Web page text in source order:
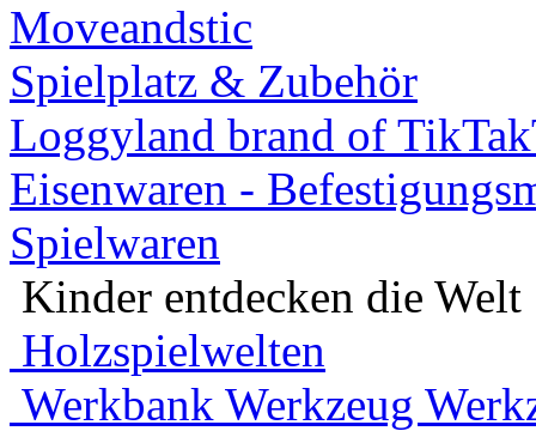
Moveandstic
Spielplatz & Zubehör
Loggyland brand of
Eisenwaren -
Spielwaren
Kinder entdecken die Welt
Holzspielwelten
Werkbank Werkzeug